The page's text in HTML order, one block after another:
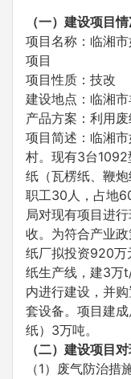
（一）建设项目
项目名称：临湘
项目
项目性质：技改
建设地点：临湘
产品方案：利用
项目简述：临湘
村。现有3台1092
纸（瓦楞纸、鞭
职工30人，占地
局对现有项目进
收。为符合产业
纸厂拟投资920万
纸生产线，建3万
内进行建设，并
套设备。项目建
纸）3万吨。
（二） 建设项目
（1）废气防治措